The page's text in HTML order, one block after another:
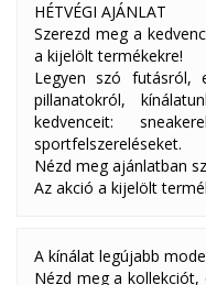
HÉTVÉGI AJÁNLAT
Szerezd meg a
a kijelölt termékekre!
Legyen szó futásról,
pillanatokról,
kedvenceit:
sportfelszereléseket.
Nézd meg ajánlatban
Az akció a kijelölt
A kínálat legújabb
Nézd meg a